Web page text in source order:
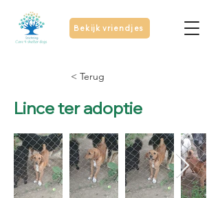
Bekijk vriendjes
< Terug
Lince ter adoptie